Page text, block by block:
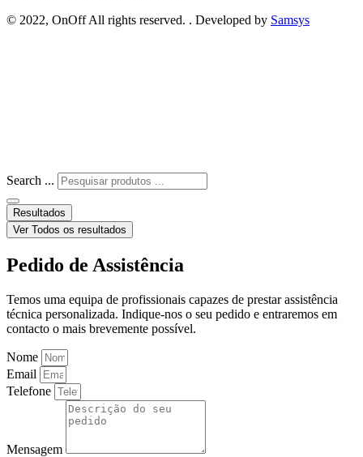
© 2022, OnOff All rights reserved. . Developed by Samsys
Search ...
Resultados
Ver Todos os resultados
Pedido de Assistência
Temos uma equipa de profissionais capazes de prestar assistência
técnica personalizada. Indique-nos o seu pedido e entraremos em
contacto o mais brevemente possível.
Nome
Email
Telefone
Mensagem